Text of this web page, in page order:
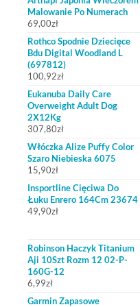
Malowanie Po Numerach
69,00zł
Rothco Spodnie Dziecięce
Bdu Digital Woodland L
(697812)
100,92zł
Eukanuba Daily Care
Overweight Adult Dog
2X12Kg
307,80zł
Włóczka Alize Puffy Color
Szaro Niebieska 6075
15,90zł
Insportline Cięciwa Do
Łuku Enrero 164Cm 23674
49,90zł
Robinson Haczyk Titanium
Aji 10Szt Rozm 12 02-P-
160G-12
6,99zł
Garmin Zapasowe